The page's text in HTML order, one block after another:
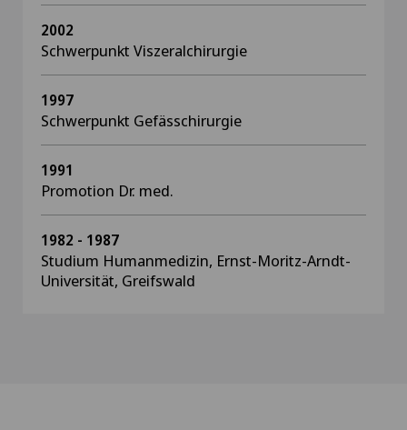
2002
Schwerpunkt Viszeralchirurgie
1997
Schwerpunkt Gefässchirurgie
1991
Promotion Dr. med.
1982 - 1987
Studium Humanmedizin, Ernst-Moritz-Arndt-
Universität, Greifswald